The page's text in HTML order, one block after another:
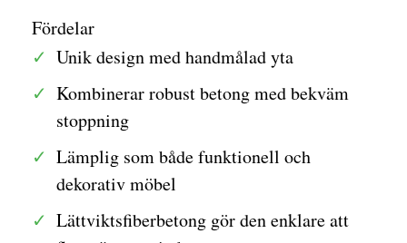
Fördelar
Unik design med handmålad yta
Kombinerar robust betong med bekväm
stoppning
Lämplig som både funktionell och
dekorativ möbel
Lättviktsfiberbetong gör den enklare att